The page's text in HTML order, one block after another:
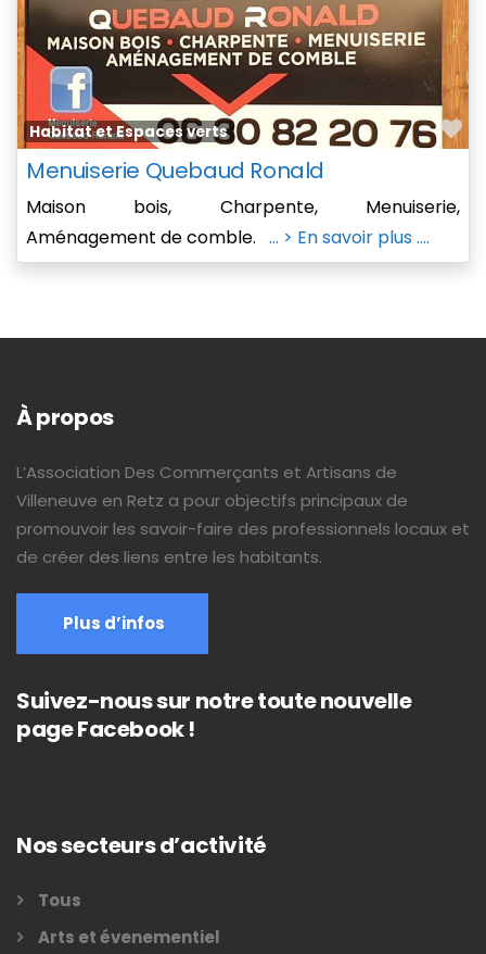
Habitat et Espaces verts
Menuiserie Quebaud Ronald
Maison bois, Charpente, Menuiserie,
Aménagement de comble. ... > En savoir plus ....
À propos
L’Association Des Commerçants et Artisans de
Villeneuve en Retz a pour objectifs principaux de
promouvoir les savoir-faire des professionnels locaux et
de créer des liens entre les habitants.
Plus d’infos
Suivez-nous sur notre toute nouvelle
page Facebook !
Nos secteurs d’activité
Tous
Arts et évenementiel